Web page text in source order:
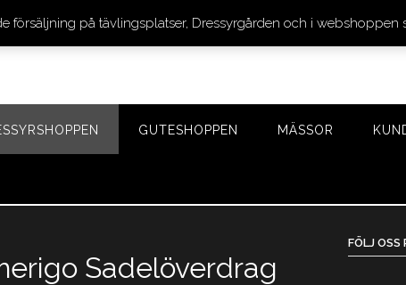
GUTESHOPPEN MÄSSOR
Sadelöverdrag
FÖLJ OSS
försäljning på tävlingsplatser, Dressyrgården och i webshoppen